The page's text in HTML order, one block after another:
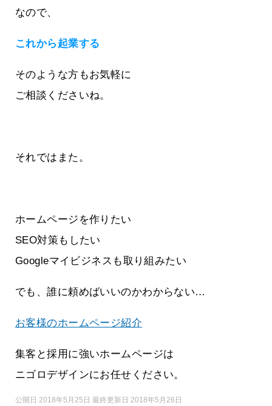
なので、
これから起業する
そのような方もお気軽に
ご相談くださいね。
それではまた。
ホームページを作りたい
SEO対策もしたい
Googleマイビジネスも取り組みたい
でも、誰に頼めばいいのかわからない…
お客様のホームページ紹介
集客と採用に強いホームページは
ニゴロデザインにお任せください。
公開日 2018年5月25日 最終更新日 2018年5月26日